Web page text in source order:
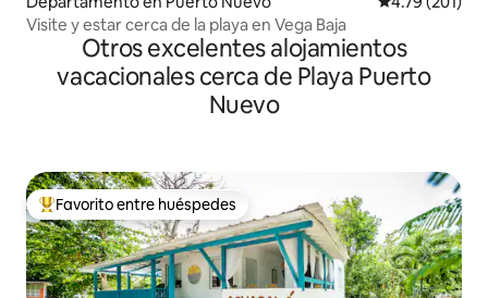
Visite y estar cerca de la playa en Vega Baja
Otros excelentes alojamientos
vacacionales cerca de Playa Puerto
Nuevo
De los mejores en Favorito entre huéspedes
Favorito entre huéspedes